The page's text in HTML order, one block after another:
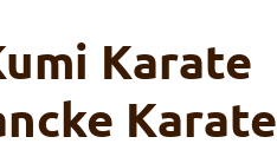
Karate
Karate